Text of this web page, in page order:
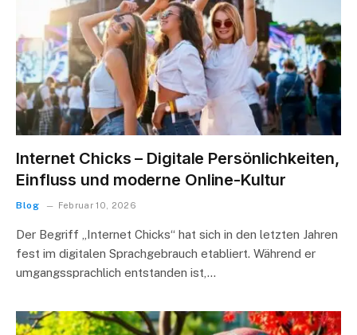
Internet Chicks – Digitale Persönlichkeiten,
Einfluss und moderne Online-Kultur
Blog Februar 10, 2026
Der Begriff „Internet Chicks“ hat sich in den letzten Jahren
fest im digitalen Sprachgebrauch etabliert. Während er
umgangssprachlich entstanden ist,…